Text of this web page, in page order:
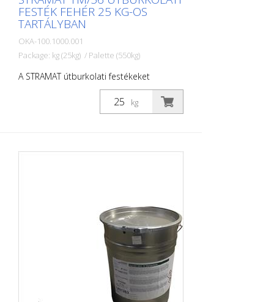
FESTÉK FEHÉR 25 KG-OS
TARTÁLYBAN
OKA-100.1000.001
Package: kg (25kg) / Palette (550kg)
A STRAMAT útburkolati festékeket
elsősorban aszfalt- vagy betonfelületeken
használják, szegély- és középvonalak,
parkolóhelyek, űrszelvényjelzések vagy
kg